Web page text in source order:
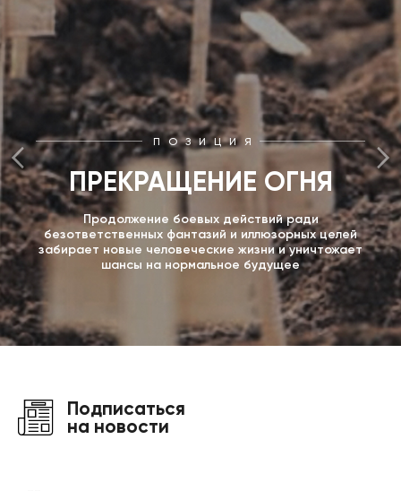
ПОЗИЦИЯ
ПРЕКРАЩЕНИЕ ОГНЯ
Продолжение боевых действий ради
безответственных фантазий и иллюзорных целей
забирает новые человеческие жизни и уничтожает
шансы на нормальное будущее
Подписаться
на новости